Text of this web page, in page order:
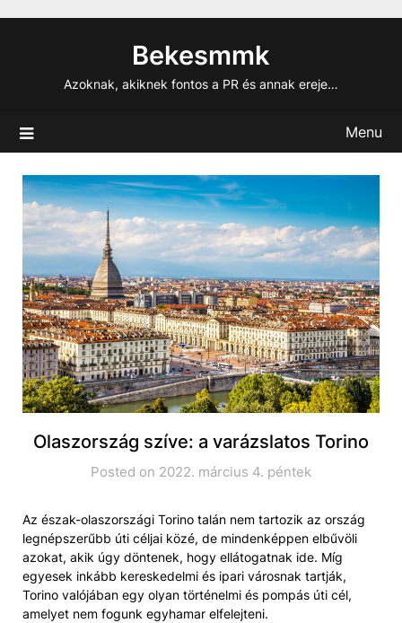
Bekesmmk
Azoknak, akiknek fontos a PR és annak ereje…
Menu
Olaszország szíve: a varázslatos Torino
Posted on 2022. március 4. péntek
Az észak-olaszországi Torino talán nem tartozik az ország
legnépszerűbb úti céljai közé, de mindenképpen elbűvöli
azokat, akik úgy döntenek, hogy ellátogatnak ide. Míg
egyesek inkább kereskedelmi és ipari városnak tartják,
Torino valójában egy olyan történelmi és pompás úti cél,
amelyet nem fogunk egyhamar elfelejteni.